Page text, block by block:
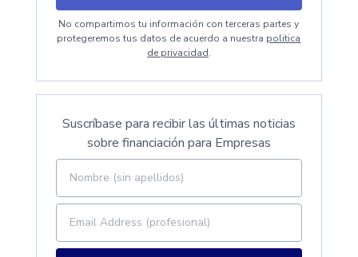
No compartimos tu información con terceras partes y
protegeremos tus datos de acuerdo a nuestra politica
de privacidad.
Suscríbase para recibir las últimas noticias
sobre financiación para Empresas